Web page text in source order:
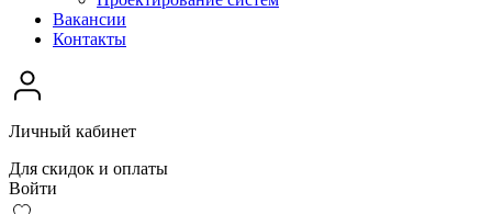
Вакансии
Контакты
Личный кабинет
Для скидок и оплаты
Войти